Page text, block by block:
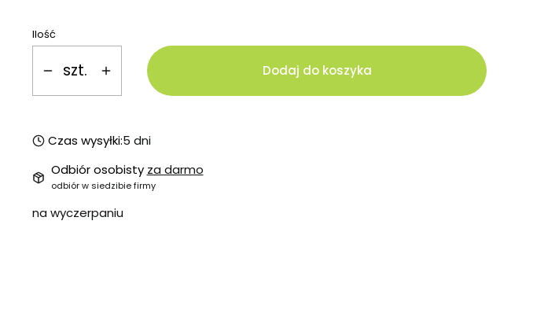
Ilość
szt. Dodaj do koszyka
Czas wysyłki:5 dni
Odbiór osobisty za darmo
odbiór w siedzibie firmy
na wyczerpaniu